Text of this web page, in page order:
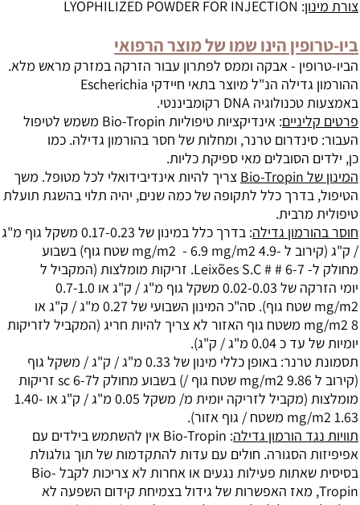
LYOPHILIZED POWDER FOR INJECTION
הינו שמו של מוצר הרפואי
- אבקה וממס לפתרון עבורהזרקה במזרק מראש מלא.
הנ"ל
מיוצר בתאי חיידקי Escherichia
טכנולוגיהDNA רקומביננטי.
:אינדיקציות טיפוליות
Bio-Tropin משמש לטיפול
טרנר, ומחלות של חסר בהורמון גדילה. כמו
מאי ספיקת כליות.
צריך להיות אינדיבידואלילכל מטופל.משך
כלל לתקופה של כמה שנים, יהיהתלוי בהשגת תועלת
גדילה
: בדרך כלל במינון של 0.17-0.23 משקל גוף מ"ג
ל -4.9 mg/m2 - 6.9 mg/m2
שטח גוף) בשבוע
ל- 6-7 # # Leixões S.C. זריקות מומלצות (המקביל ל
הזרקה של 0.02-0.03 משקל גוף מ"ג / ק"ג או 0.7-1.0
גוף).
סה"כ המינון השבועי של 0.27 מ"ג / ק"ג או
משטח גוף האזור לא צריך להיות חריג (המקביל לזריקות
מ"ג / ק"ג).
באופן כללי מינון של 0.33 מ"ג / ק"ג / משקל גוף
9.86
שטח גוף /) בשבוע מחולק ל6-7 sc
זריקות
לזריקה יומית
מ/ משקל 0.05 מ"ג / ק"ג או 1.40-
משטח / גוףאזור).
גדילה:
Bio-Tropin אין להשתמש בילדים עם
חולים עם עדות להתקדמות של תוך גולגולת
שאתות פעילות נגעים או אחרות לא צריכות לקבל Bio-
האפשרות של גידול בצמיחת קידום השפעה לא